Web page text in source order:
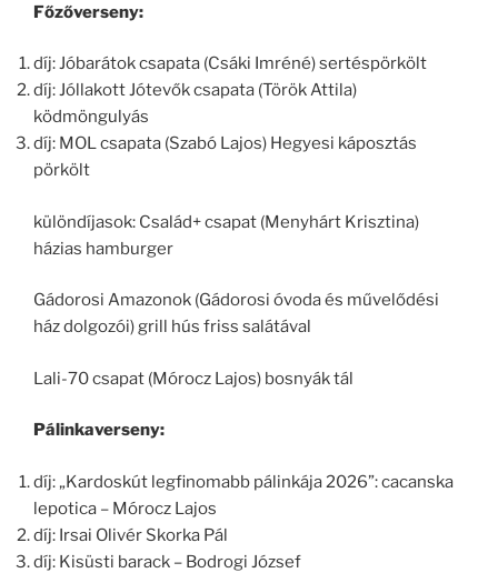
Főzőverseny:
díj: Jóbarátok csapata (Csáki Imréné) sertéspörkölt
díj: Jóllakott Jótevők csapata (Török Attila)
ködmöngulyás
díj: MOL csapata (Szabó Lajos) Hegyesi káposztás
pörkölt
különdíjasok: Család+ csapat (Menyhárt Krisztina)
házias hamburger
Gádorosi Amazonok (Gádorosi óvoda és művelődési
ház dolgozói) grill hús friss salátával
Lali-70 csapat (Mórocz Lajos) bosnyák tál
Pálinkaverseny:
díj: „Kardoskút legfinomabb pálinkája 2026”: cacanska
lepotica – Mórocz Lajos
díj: Irsai Olivér Skorka Pál
díj: Kisüsti barack – Bodrogi József